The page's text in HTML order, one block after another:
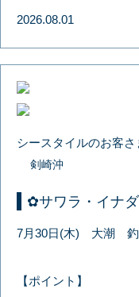
2026.08.01
シースタイルのお客さ
剣崎沖
✿サワラ・イナ
7月30日(木) 大潮 釣
【ポイント】